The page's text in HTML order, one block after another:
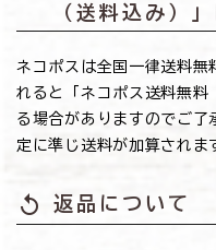
（送料込み）
ネコポスは全国一律送料無
れると「ネコポス送料無料
る場合がありますのでご了
定に準じ送料が加算されま
replay 返品について